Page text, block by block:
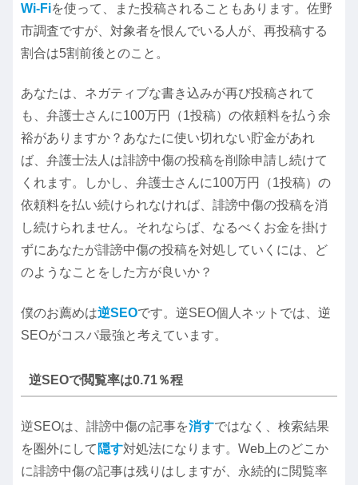
Wi-Fiを使って、また投稿されることもあります。佐野
市調査ですが、対象者を恨んでいる人が、再投稿する
割合は5割前後とのこと。
あなたは、ネガティブな書き込みが再び投稿されて
も、弁護士さんに100万円（1投稿）の依頼料を払う余
裕がありますか？あなたに使い切れない貯金があれ
ば、弁護士法人は誹謗中傷の投稿を削除申請し続けて
くれます。しかし、弁護士さんに100万円（1投稿）の
依頼料を払い続けられなければ、誹謗中傷の投稿を消
し続けられません。それならば、なるべくお金を掛け
ずにあなたが誹謗中傷の投稿を対処していくには、ど
のようなことをした方が良いか？
僕のお薦めは逆SEOです。逆SEO個人ネットでは、逆
SEOがコスパ最強と考えています。
逆SEOで閲覧率は0.71％程
逆SEOは、誹謗中傷の記事を消すではなく、検索結果
を圏外にして 隠す対処法になります。Web上のどこか
に誹謗中傷の記事は残りはしますが、永続的に閲覧率